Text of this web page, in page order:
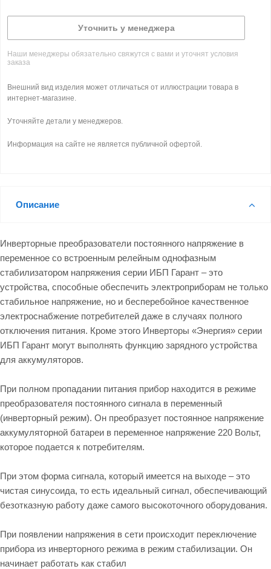
Уточнить у менеджера
Наши менеджеры обязательно свяжутся с вами и уточнят условия
заказа
Внешний вид изделия может отличаться от иллюстрации товара в
интернет-магазине.
Уточняйте детали у менеджеров.
Информация на сайте не является публичной офертой.
Описание
Инверторные преобразователи постоянного напряжение в
переменное со встроенным релейным однофазным
стабилизатором напряжения серии ИБП Гарант – это
устройства, способные обеспечить электроприборам не только
стабильное напряжение, но и бесперебойное качественное
электроснабжение потребителей даже в случаях полного
отключения питания. Кроме этого Инверторы «Энергия» серии
ИБП Гарант могут выполнять функцию зарядного устройства
для аккумуляторов.
При полном пропадании питания прибор находится в режиме
преобразователя постоянного сигнала в переменный
(инверторный режим). Он преобразует постоянное напряжение
аккумуляторной батареи в переменное напряжение 220 Вольт,
которое подается к потребителям.
При этом форма сигнала, который имеется на выходе – это
чистая синусоида, то есть идеальный сигнал, обеспечивающий
безотказную работу даже самого высокоточного оборудования.
При появлении напряжения в сети происходит переключение
прибора из инверторного режима в режим стабилизации. Он
начинает работать как стабил